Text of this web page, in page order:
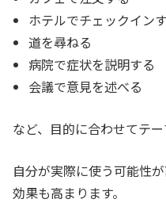
ホテルでチェックイン
道を尋ねる
病院で症状を説明する
会議で意見を述べる
など、目的に合わせてテー
自分が実際に使う可能性
効果も高まります。